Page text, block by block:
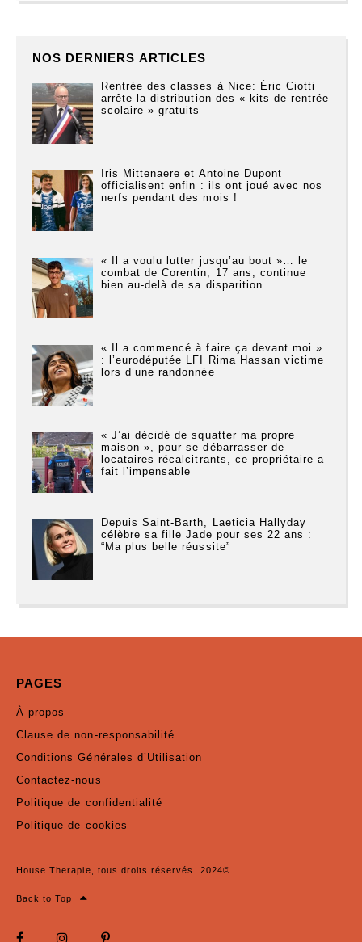
NOS DERNIERS ARTICLES
Rentrée des classes à Nice: Éric Ciotti
arrête la distribution des « kits de rentrée
scolaire » gratuits
Iris Mittenaere et Antoine Dupont
officialisent enfin : ils ont joué avec nos
nerfs pendant des mois !
« Il a voulu lutter jusqu’au bout »… le
combat de Corentin, 17 ans, continue
bien au-delà de sa disparition…
« Il a commencé à faire ça devant moi »
: l’eurodéputée LFI Rima Hassan victime
lors d’une randonnée
« J’ai décidé de squatter ma propre
maison », pour se débarrasser de
locataires récalcitrants, ce propriétaire a
fait l’impensable
Depuis Saint-Barth, Laeticia Hallyday
célèbre sa fille Jade pour ses 22 ans :
“Ma plus belle réussite”
PAGES
À propos
Clause de non-responsabilité
Conditions Générales d’Utilisation
Contactez-nous
Politique de confidentialité
Politique de cookies
House Therapie, tous droits réservés. 2024©
Back to Top